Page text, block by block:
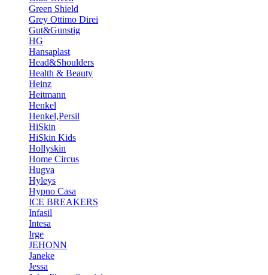
Green Shield
Grey Ottimo Direi
Gut&Gunstig
HG
Hansaplast
Head&Shoulders
Health & Beauty
Heinz
Heitmann
Henkel
Henkel,Persil
HiSkin
HiSkin Kids
Hollyskin
Home Circus
Hugva
Hyleys
Hypno Casa
ICE BREAKERS
Infasil
Intesa
Irge
JEHONN
Janeke
Jessa